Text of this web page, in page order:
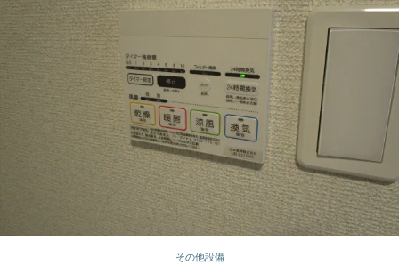
その他設備